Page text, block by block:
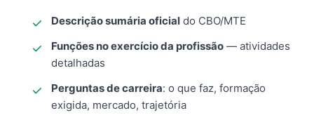
Descrição sumária oficial do CBO/MTE
Funções no exercício da profissão — atividades
detalhadas
Perguntas de carreira: o que faz, formação
exigida, mercado, trajetória